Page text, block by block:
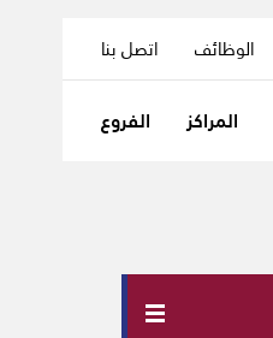
الوظائف اتصل بنا
المراكز الفروع